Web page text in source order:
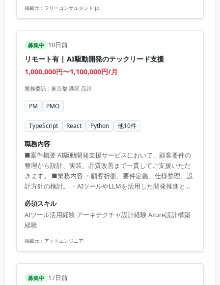
定と改善 ・AI技術を活用した開発効率化 ・WEBアプリケー
掲載元： フリーコンサルタント.jp
募集中 10日前
リモート有 | AI駆動開発のテックリード支援
1,000,000円〜1,100,000円/月
業務委託 | 東京都 港区 品川
PM PMO
TypeScript React Python 他10件
職務内容
■案件概要 AI駆動開発支援サービスにおいて、顧客要件の
整理から設計、実装、品質改善まで一貫してご支援いただ
きます。 ■業務内容 ・顧客折衝、要件定義、仕様整理、設
計方針の検討。 ・AIツールやLLMを活用した開発推進とコ
設計。 ・インフラ構成検討および開発基盤の整備。 ■開発
環境 TypeScript, Go, Python, React, Next.js, Azure, AWS,
GCP, Docker, Terraform, PostgreSQL
必須スキル
AIツール活用経験 アーキテクチャ設計経験 Azure設計構築
経験
掲載元： アットエンジニア
募集中 17日前